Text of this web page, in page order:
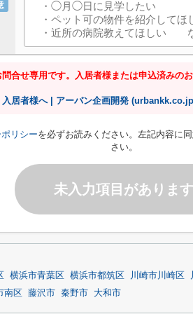
合せ専用です。入居者様または申込済みの
入居者様へ | アーバン企画開発
リシーを必ずお読みください。左記内容に
さい。
未入力項目があります
横浜市青葉区 横浜市都筑区 川崎市川崎区
南区 藤沢市 秦野市 大和市